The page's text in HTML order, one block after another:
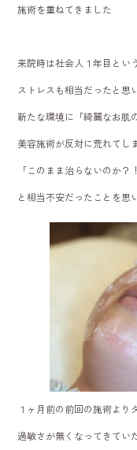
施術を重ねてきました
来院時は社会人１年目とい
ストレスも相当だったと思
新たな環境に「綺麗なお肌
美容施術が反対に荒れてし
「このまま治らないのか？！
と相当不安だったことを思
１ヶ月前の前回の施術より
過敏さが無くなってきてい